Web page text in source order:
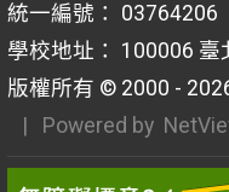
統一編號： 03764206
學校地址： 100006
版權所有 © 2000 -
| Powered by